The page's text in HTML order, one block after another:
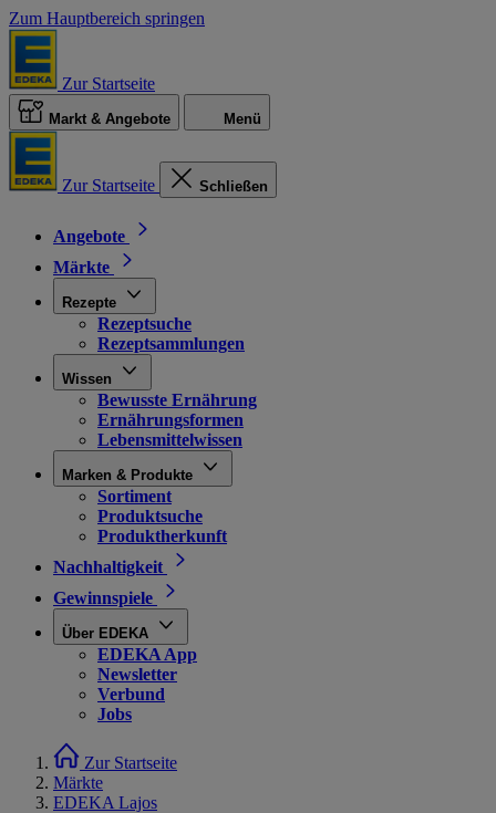
Zum Hauptbereich springen
Zur Startseite
Markt & Angebote Menü
Zur Startseite Schließen
Angebote
Märkte
Rezepte
Rezeptsuche
Rezeptsammlungen
Wissen
Bewusste Ernährung
Ernährungsformen
Lebensmittelwissen
Marken & Produkte
Sortiment
Produktsuche
Produktherkunft
Nachhaltigkeit
Gewinnspiele
Über EDEKA
EDEKA App
Newsletter
Verbund
Jobs
Zur Startseite
Märkte
EDEKA Lajos